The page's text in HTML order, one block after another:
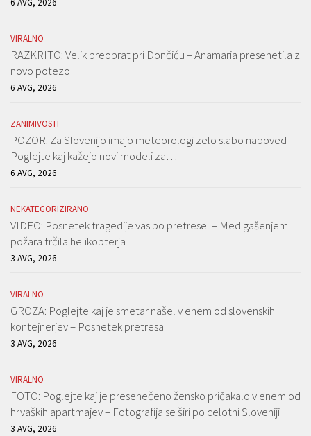
6 AVG, 2026
VIRALNO
RAZKRITO: Velik preobrat pri Dončiću – Anamaria presenetila z
novo potezo
6 AVG, 2026
ZANIMIVOSTI
POZOR: Za Slovenijo imajo meteorologi zelo slabo napoved –
Poglejte kaj kažejo novi modeli za…
6 AVG, 2026
NEKATEGORIZIRANO
VIDEO: Posnetek tragedije vas bo pretresel – Med gašenjem
požara trčila helikopterja
3 AVG, 2026
VIRALNO
GROZA: Poglejte kaj je smetar našel v enem od slovenskih
kontejnerjev – Posnetek pretresa
3 AVG, 2026
VIRALNO
FOTO: Poglejte kaj je presenečeno žensko pričakalo v enem od
hrvaških apartmajev – Fotografija se širi po celotni Sloveniji
3 AVG, 2026